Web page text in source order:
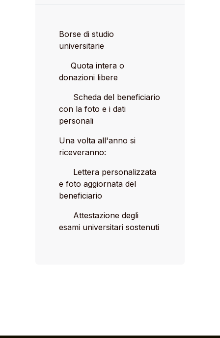
Borse di studio
universitarie
Quota intera o
donazioni libere
Scheda del beneficiario
con la foto e i dati
personali
Una volta all'anno si
riceveranno:
Lettera personalizzata
e foto aggiornata del
beneficiario
Attestazione degli
esami universitari sostenuti